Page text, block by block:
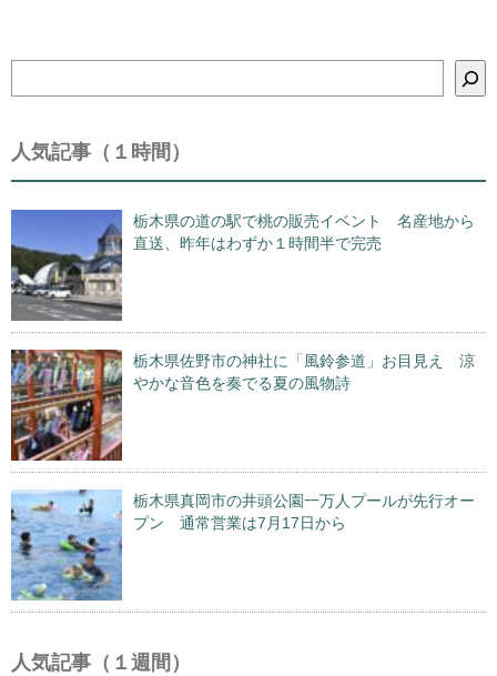
索
人気記事（１時間）
栃木県の道の駅で桃の販売イベント 名産地から
直送、昨年はわずか１時間半で完売
栃木県佐野市の神社に「風鈴参道」お目見え 涼
やかな音色を奏でる夏の風物詩
栃木県真岡市の井頭公園一万人プールが先行オー
プン 通常営業は7月17日から
人気記事（１週間）